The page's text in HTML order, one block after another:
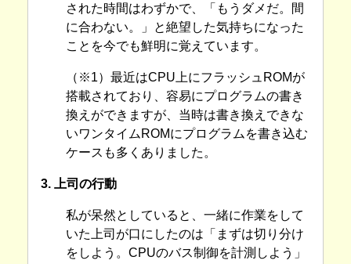
された時間はわずかで、「もうダメだ。間
に合わない。」と絶望した気持ちになった
ことを今でも鮮明に覚えています。
（※1）最近はCPU上にフラッシュROMが
搭載されており、容易にプログラムの書き
換えができますが、当時は書き換えできな
いワンタイムROMにプログラムを書き込む
ケースも多くありました。
3. 上司の行動
私が呆然としていると、一緒に作業をして
いた上司が口にしたのは「まずは切り分け
をしよう。CPUのバス制御を計測しよう」